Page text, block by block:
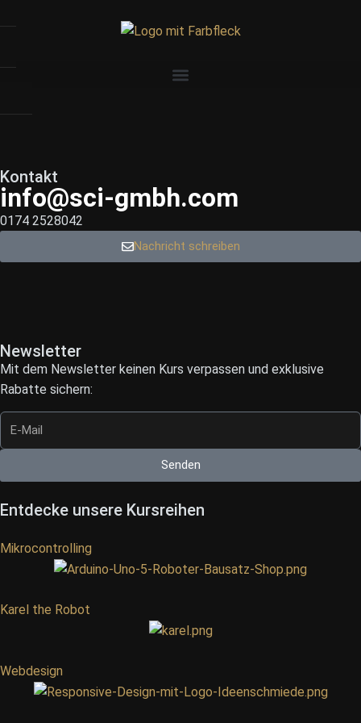
Kontakt
info@sci-gmbh.com
0174 2528042
Nachricht schreiben
Newsletter
Mit dem Newsletter keinen Kurs verpassen und exklusive
Rabatte sichern:
Senden
Entdecke unsere Kursreihen
Mikrocontrolling
Karel the Robot
Webdesign